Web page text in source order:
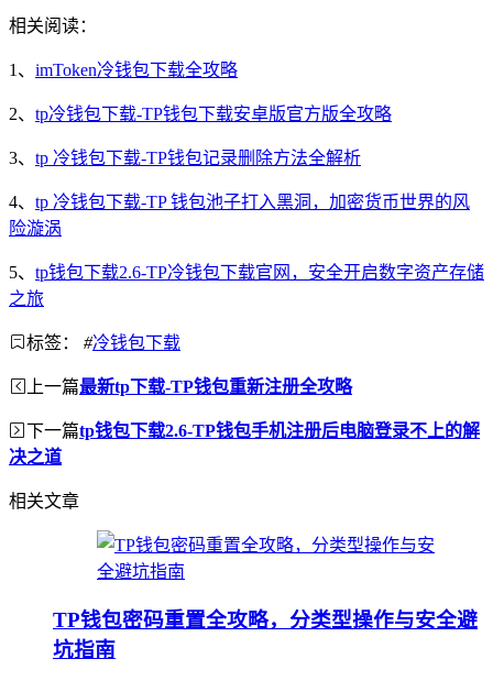
相关阅读：
1、 imToken冷钱包下载全攻略
2、 tp冷钱包下载-TP钱包下载安卓版官方版全攻略
3、 tp 冷钱包下载-TP钱包记录删除方法全解析
4、 tp 冷钱包下载-TP 钱包池子打入黑洞，加密货币世界的风
险漩涡
5、 tp钱包下载2.6-TP冷钱包下载官网，安全开启数字资产存储
之旅
标签： #冷钱包下载
上一篇最新tp下载-TP钱包重新注册全攻略
下一篇tp钱包下载2.6-TP钱包手机注册后电脑登录不上的解
决之道
相关文章
TP钱包密码重置全攻略，分类型操作与安全避
坑指南